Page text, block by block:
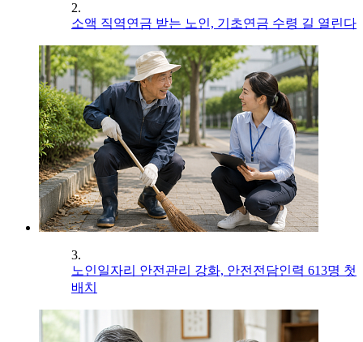
2.
소액 직역연금 받는 노인, 기초연금 수령 길 열린다
3.
노인일자리 안전관리 강화, 안전전담인력 613명 첫
배치